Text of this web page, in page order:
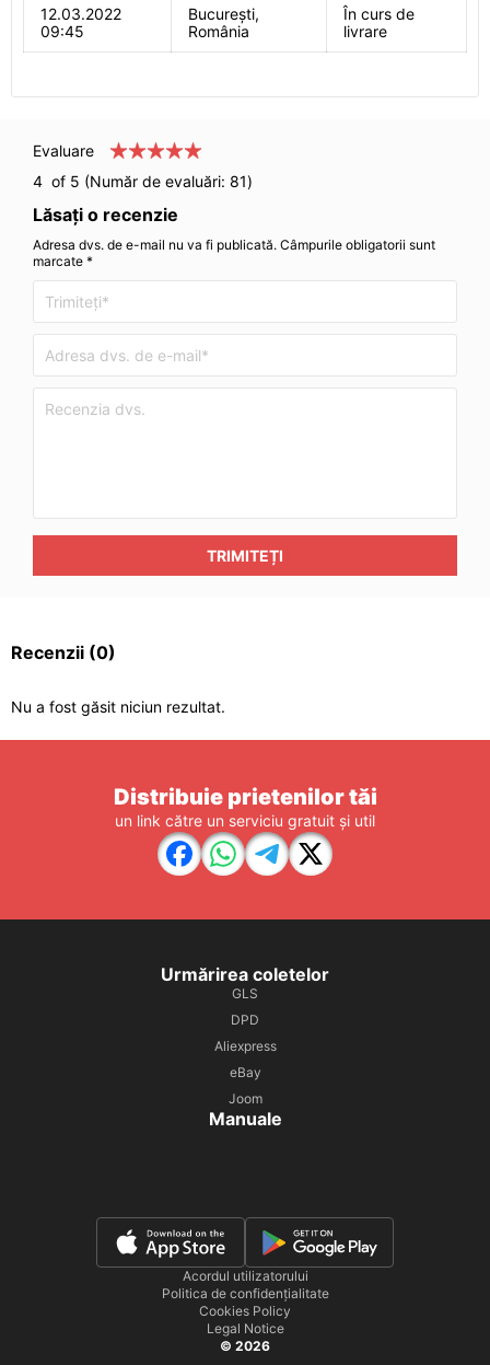
12.03.2022
09:45
București,
România
În curs de
livrare
Evaluare
4 of 5 (Număr de evaluări: 81)
Lăsați o recenzie
Adresa dvs. de e-mail nu va fi publicată. Câmpurile obligatorii sunt
marcate *
TRIMITEȚI
Recenzii (0)
Nu a fost găsit niciun rezultat.
Distribuie prietenilor tăi
un link către un serviciu gratuit și util
Urmărirea coletelor
GLS
DPD
Aliexpress
eBay
Joom
Manuale
Acordul utilizatorului
Politica de confidențialitate
Cookies Policy
Legal Notice
© 2026